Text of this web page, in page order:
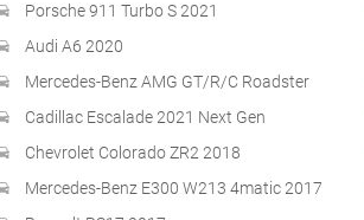
Porsche 911 Turbo S 2021
Audi A6 2020
Mercedes-Benz AMG GT/R/C Roadster
Cadillac Escalade 2021 Next Gen
Chevrolet Colorado ZR2 2018
Mercedes-Benz E300 W213 4matic 2017